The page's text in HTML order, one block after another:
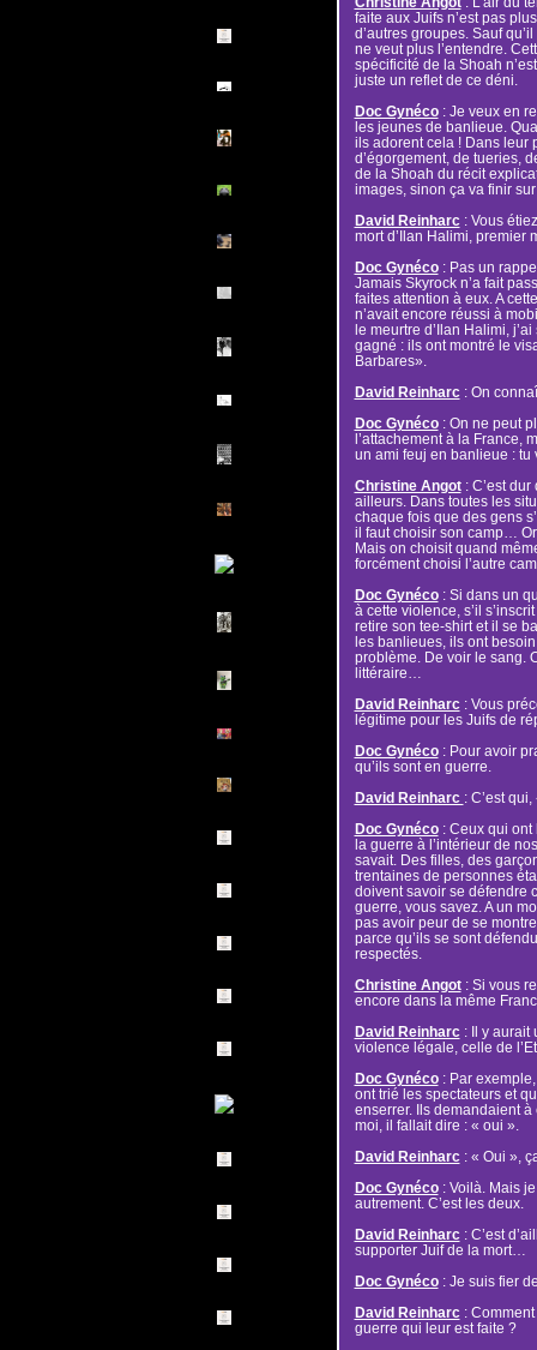
faite aux Juifs n’est pas
d’autres groupes. Sauf
ne veut plus l’entendre.
spécificité de la Shoah
juste un reflet de ce déni.
Doc Gynéco: Je veux en
les jeunes de banlieue.
ils adorent cela ! Dans leur
d’égorgement, de tueries,
de la Shoah du récit
images, sinon ça va finir
David Reinharc: Vous
mort d’Ilan Halimi, premier
Doc Gynéco: Pas un
Jamais Skyrock n’a fait
faites attention à eux. A
n’avait encore réussi à
le meurtre d’Ilan Halimi,
gagné : ils ont montré le
Barbares».
David Reinharc: On
Doc Gynéco: On ne peut
l’attachement à la France,
un ami feuj en banlieue :
Christine Angot: C’est dur
ailleurs. Dans toutes les
chaque fois que des gens
il faut choisir son camp…
Mais on choisit quand
forcément choisi l’autre
Doc Gynéco: Si dans un
à cette violence, s’il
retire son tee-shirt et il se
les banlieues, ils ont
problème. De voir le sang.
littéraire…
David Reinharc: Vous
légitime pour les Juifs de
Doc Gynéco: Pour avoir
qu’ils sont en guerre.
David Reinharc : C’est
Doc Gynéco: Ceux qui ont
la guerre à l’intérieur de
savait. Des filles, des
trentaines de personnes
doivent savoir se défendre
guerre, vous savez. A un
pas avoir peur de se
parce qu’ils se sont
respectés.
Christine Angot: Si vous
encore dans la même
David Reinharc: Il y aurait
violence légale, celle de
Doc Gynéco: Par exemple,
ont trié les spectateurs et
enserrer. Ils demandaient
moi, il fallait dire : « oui ».
David Reinharc: « Oui »,
Doc Gynéco: Voilà. Mais je
autrement. C’est les deux.
David Reinharc: C’est
supporter Juif de la mort…
Doc Gynéco: Je suis fier
David Reinharc: Comment
guerre qui leur est faite ?